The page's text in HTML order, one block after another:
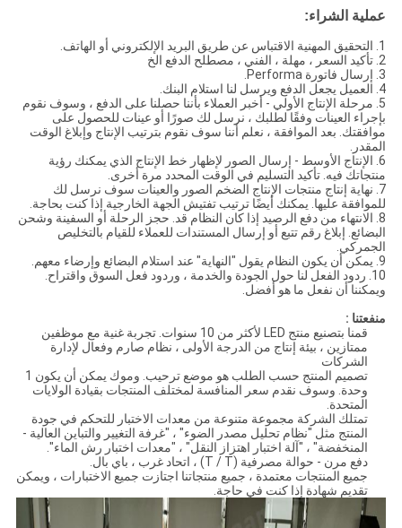
عملية الشراء:
1. التحقيق المهنية الاقتباس عن طريق البريد الإلكتروني أو الهاتف.
2. تأكيد السعر ، مهلة ، الفني ، مصطلح الدفع الخ
3. إرسال فاتورة Performa.
4. العميل يجعل الدفع ويرسل لنا استلام البنك.
5. مرحلة الإنتاج الأولي - أخبر العملاء بأننا حصلنا على الدفع ، وسوف نقوم
بإجراء العينات وفقًا لطلبك ، نرسل لك صورًا أو عينات للحصول على
موافقتك. بعد الموافقة ، نعلم أننا سوف نقوم بترتيب الإنتاج وإبلاغ الوقت
المقدر.
6. الإنتاج الأوسط - إرسال الصور لإظهار خط الإنتاج الذي يمكنك رؤية
منتجاتك فيه. تأكيد التسليم في الوقت المحدد مرة أخرى.
7. نهاية إنتاج منتجات الإنتاج الضخم الصور والعينات سوف نرسل لك
للموافقة عليها. يمكنك أيضًا ترتيب تفتيش الجهة الخارجية إذا كنت بحاجة.
8. الانتهاء من دفع الرصيد إذا كان النظام قد. حجز الرحلة أو السفينة وشحن
البضائع. إبلاغ رقم ​​تتبع أو إرسال المستندات للعملاء للقيام بالتخليص
الجمركي.
9. يمكن أن يكون النظام يقول "النهاية" عند استلام البضائع وإرضاء معهم.
10. ردود الفعل لنا حول الجودة والخدمة ، وردود فعل السوق واقتراح.
ويمكننا أن نفعل ما هو أفضل.
منفعتنا :
قمنا بتصنيع منتج LED لأكثر من 10 سنوات. تجربة غنية مع موظفين
ممتازين ، بيئة إنتاج من الدرجة الأولى ، نظام صارم وفعال لإدارة
الشركات
تصميم المنتج حسب الطلب هو موضع ترحيب. وموك يمكن أن يكون 1
وحدة. وسوف نقدم سعر المنافسة لمختلف المنتجات بقيادة الولايات
المتحدة.
تمتلك الشركة مجموعة متنوعة من معدات الاختبار للتحكم في جودة
المنتج مثل "نظام تحليل مصدر الضوء" ، "غرفة التغيير والتباين العالية -
المنخفضة" ، "آلة اختبار اهتزاز النقل" ، "معدات اختبار رش الماء".
دفع مرن - حوالة مصرفية (T / T) ، اتحاد غرب ، باي بال.
جميع المنتجات معتمدة ، جميع منتجاتنا اجتازت جميع الاختبارات ، ويمكن
تقديم شهادة إذا كنت في حاجة.